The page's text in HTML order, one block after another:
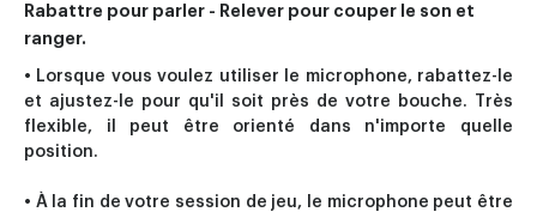
Rabattre pour parler - Relever pour couper le son et
ranger.
• Lorsque vous voulez utiliser le microphone, rabattez-le
et ajustez-le pour qu'il soit près de votre bouche. Très
flexible, il peut être orienté dans n'importe quelle
position.
• À la fin de votre session de jeu, le microphone peut être